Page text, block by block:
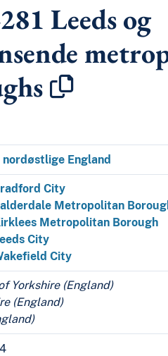
jorda
Leeds og
nordøstlige England
City
Metropolitan
Metropolitan Borough
City
City
Yorkshire (England)
(England)